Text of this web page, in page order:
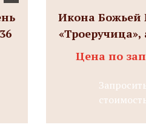
Икона Божьей
«Троеручица»,
Цена по